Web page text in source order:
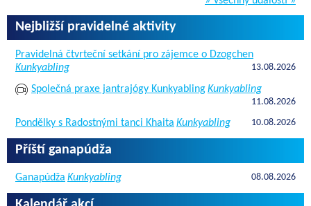
Nejbližší pravidelné aktivity
Pravidelná čtvrteční setkání pro zájemce o Dzogchen
Kunkyabling
13.08.2026
Společná praxe jantrajógy KunkyablingKunkyabling
11.08.2026
Pondělky s Radostnými tanci Khaita Kunkyabling 10.08.2026
Příští ganapúdža
Ganapúdža Kunkyabling 08.08.2026